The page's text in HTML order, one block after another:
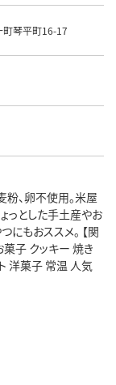
琴平町16-17
粉、卵不使用。米屋
っとした手土産やお
にもおススメ。 【関
菓子 クッキー 焼き
洋菓子 常温 人気